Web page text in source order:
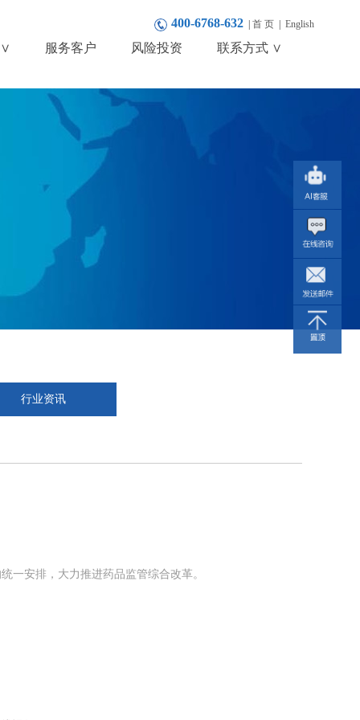
400-6768-632 |首 页 |English
服务客户 风险投资 联系方式 ∨
行业资讯
一安排，大力推进药品监管综合改革。